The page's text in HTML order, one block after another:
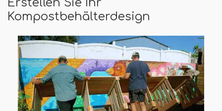
Erstellen Sie Ihr
Kompostbehälterdesign